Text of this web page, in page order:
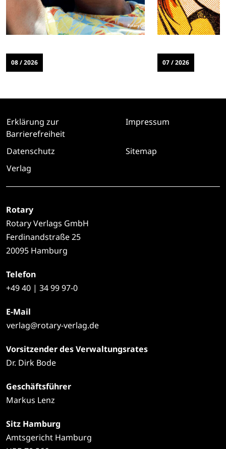
08 / 2026 07 / 2026
Erklärung zur
Barrierefreiheit
Impressum
Datenschutz
Sitemap
Verlag
Rotary
Rotary Verlags GmbH
Ferdinandstraße 25
20095 Hamburg
Telefon
+4940 | 34 99 97-0
E-Mail
verlag@rotary-verlag.de
Vorsitzender des Verwaltungsrates
Dr. Dirk Bode
Geschäftsführer
Markus Lenz
Sitz Hamburg
Amtsgericht Hamburg